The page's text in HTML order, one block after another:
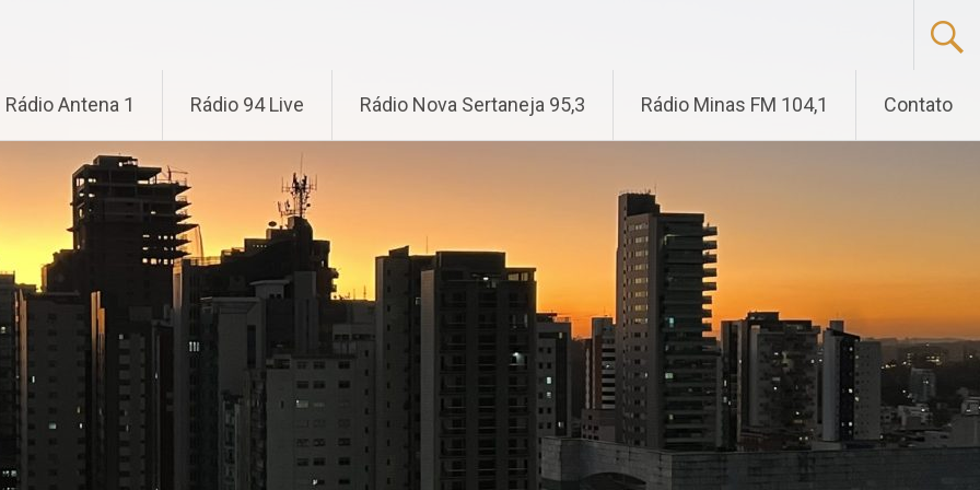
Rádio Antena 1 Rádio 94 Live Rádio Nova Sertaneja 95,3 Rádio Minas FM 104,1 Contato